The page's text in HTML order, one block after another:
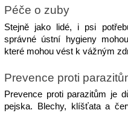
Péče o zuby
Stejně jako lidé, i psi
správné ústní hygieny
které mohou vést k vážným
Prevence proti
Prevence proti parazitům je
pejska.
Blechy, klíšťata a